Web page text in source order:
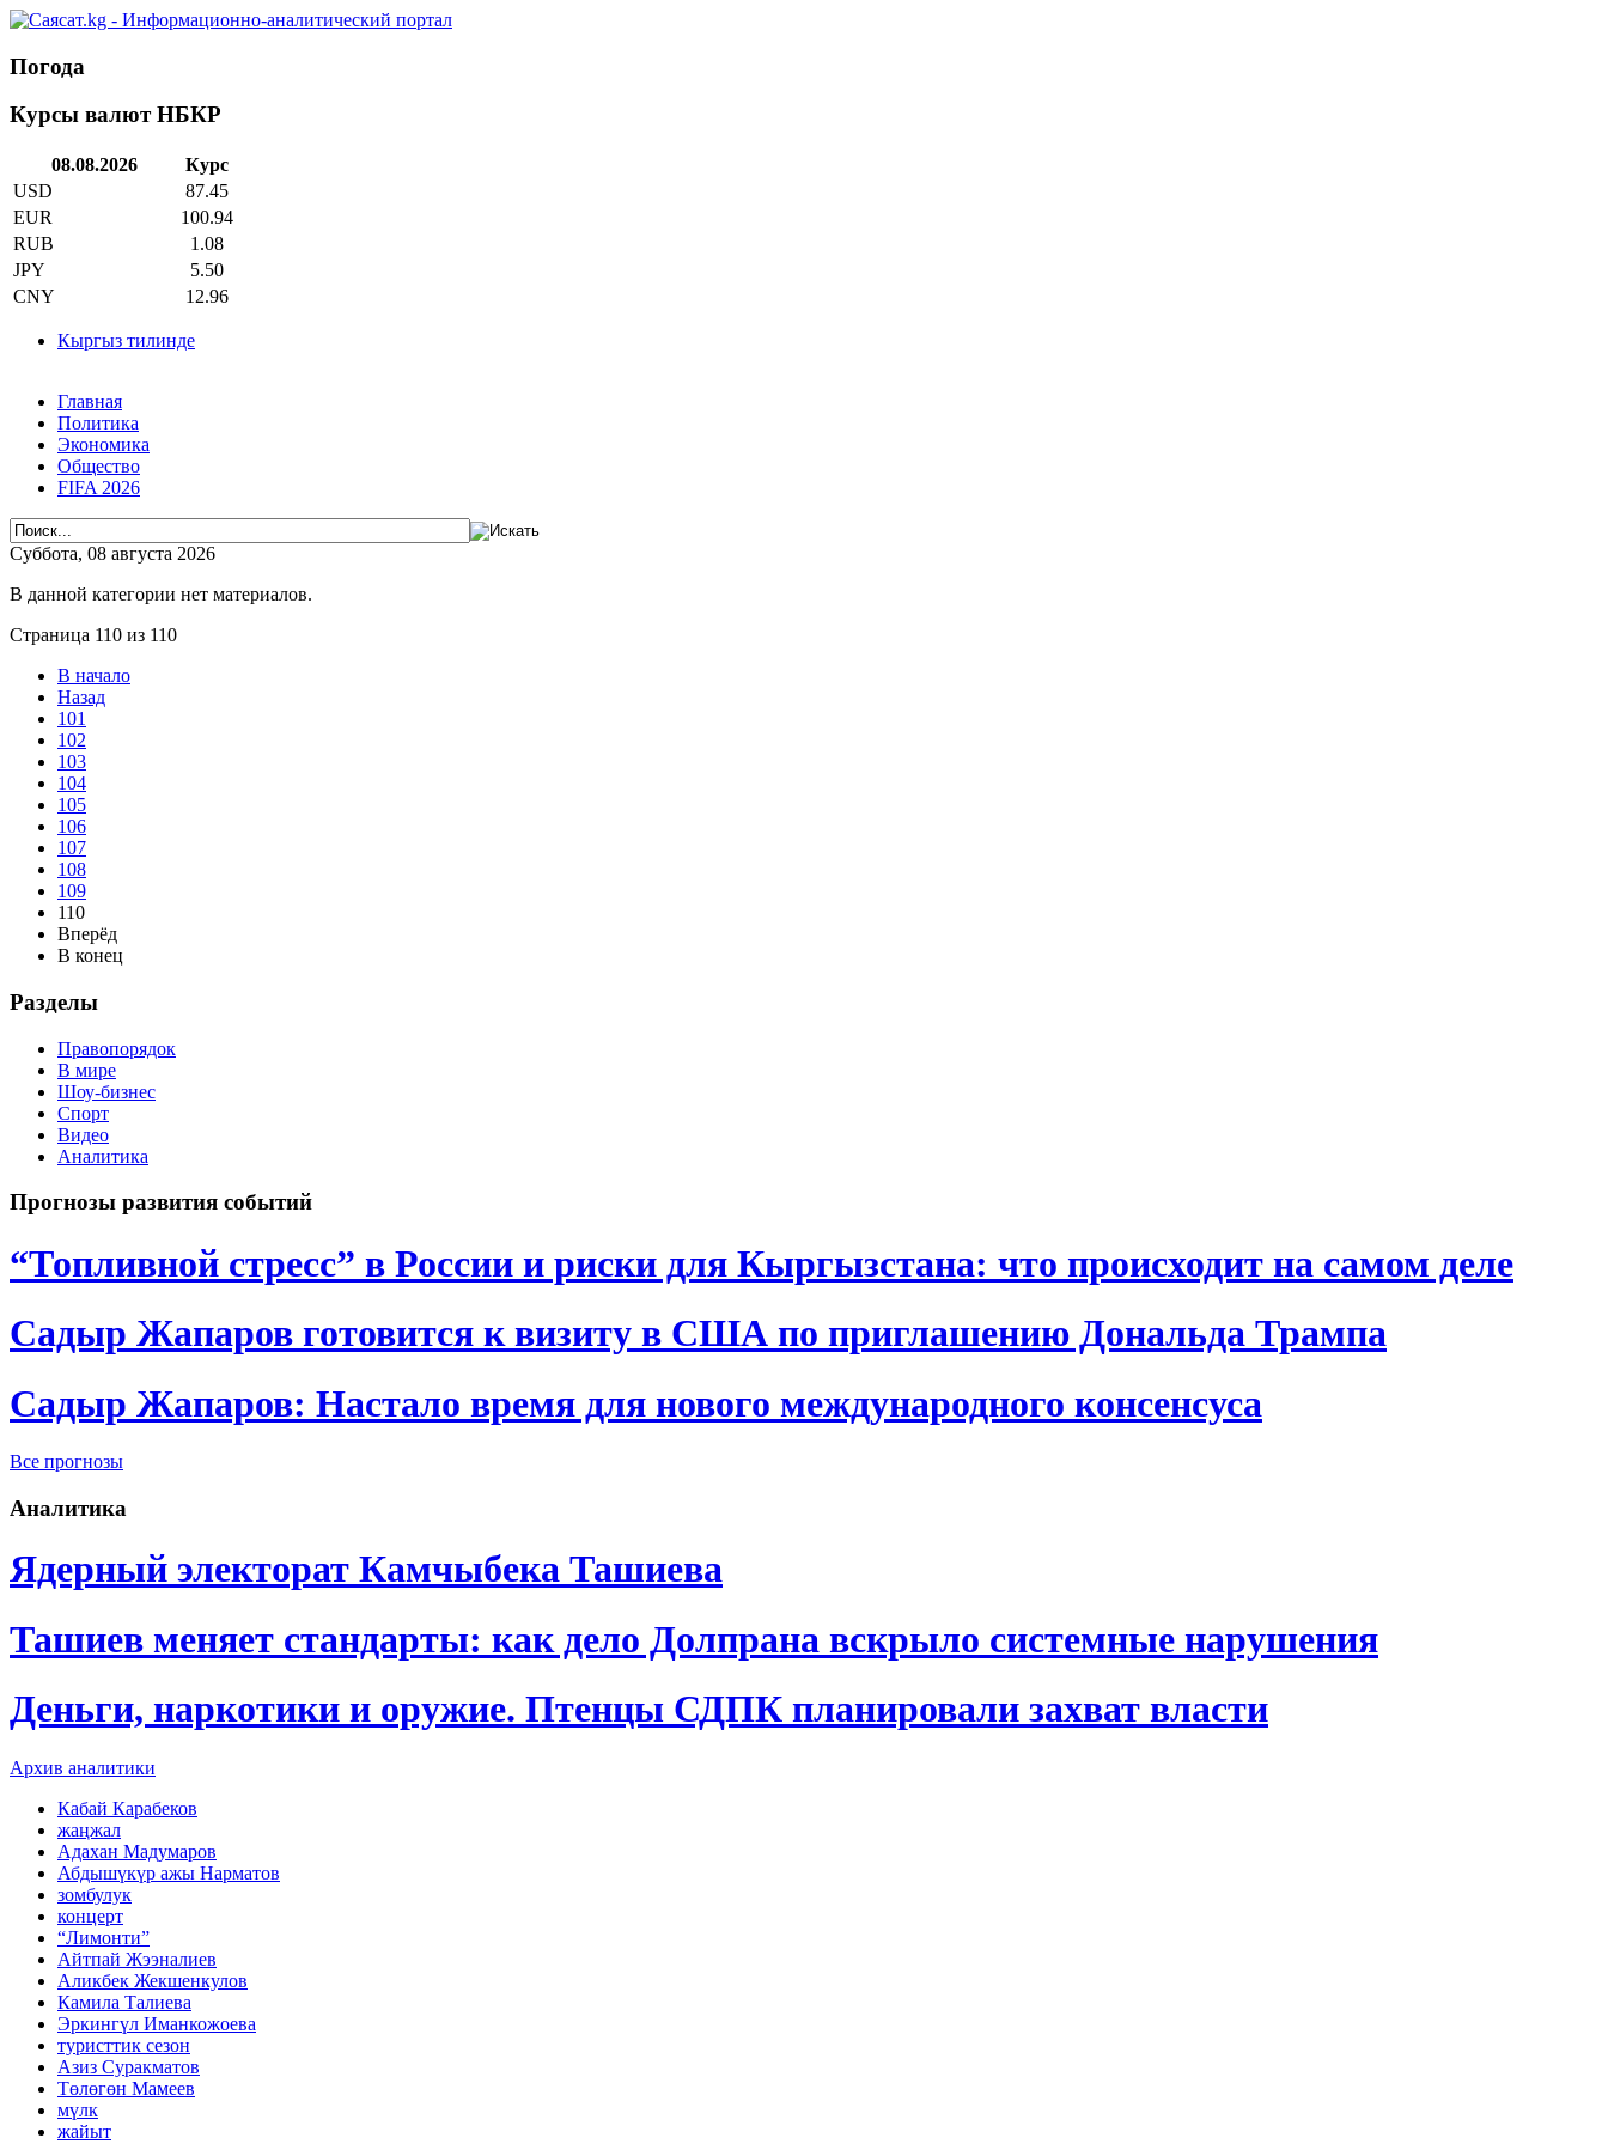
Погода
Курсы валют НБКР
08.08.2026
Курс
USD
87.45
EUR
100.94
RUB
1.08
JPY
5.50
CNY
12.96
Кыргыз тилинде
Главная
Политика
Экономика
Общество
FIFA 2026
Суббота, 08 августа 2026
В данной категории нет материалов.
Страница 110 из 110
В начало
Назад
101
102
103
104
105
106
107
108
109
110
Вперёд
В конец
Разделы
Правопорядок
В мире
Шоу-бизнес
Спорт
Видео
Аналитика
Прогнозы развития событий
“Топливной стресс” в России и риски для Кыргызстана: что происходит на самом деле
Садыр Жапаров готовится к визиту в США по приглашению Дональда Трампа
Садыр Жапаров: Настало время для нового международного консенсуса
Все прогнозы
Аналитика
Ядерный электорат Камчыбека Ташиева
Ташиев меняет стандарты: как дело Долпрана вскрыло системные нарушения
Деньги, наркотики и оружие. Птенцы СДПК планировали захват власти
Архив аналитики
Кабай Карабеков
жаңжал
Адахан Мадумаров
Абдышүкүр ажы Нарматов
зомбулук
концерт
“Лимонти”
Айтпай Жээналиев
Аликбек Жекшенкулов
Камила Талиева
Эркингүл Иманкожоева
туристтик сезон
Азиз Суракматов
Төлөгөн Мамеев
мүлк
жайыт